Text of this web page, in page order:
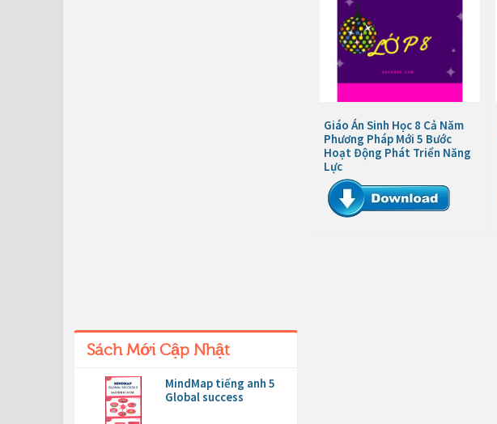
Sách Mới Cập Nhật
MindMap tiếng anh 5
Global success
Giáo Án Sinh Học 8 Cả Năm
Phương Pháp Mới 5 Bước
Hoạt Động Phát Triển Năng
Lực